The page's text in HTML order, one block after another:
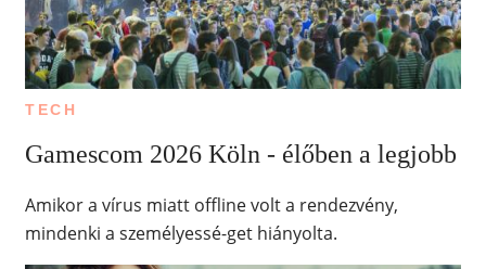
TECH
Gamescom 2026 Köln - élőben a legjobb
Amikor a vírus miatt offline volt a rendezvény,
mindenki a személyessé-get hiányolta.